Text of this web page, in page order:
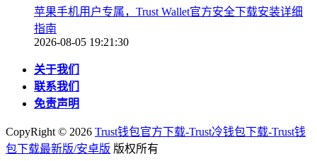
苹果手机用户专属，Trust Wallet官方安全下载安装详细
指南
2026-08-05 19:21:30
关于我们
联系我们
免责声明
CopyRight © 2026 Trust钱包官方下载-Trust冷钱包下载-Trust钱
包下载最新版/安卓版 版权所有